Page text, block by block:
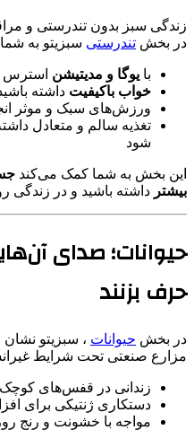
زندگی سبز بدون تندرستی و
در بخش تندرستی سبزیتو به
با یوگا و مدیتیشن استرس
خواب باکیفیت داشته
ورزش‌های سبک و موثر
تغذیه سالم و متعادل
شود
این بخش به شما کمک می‌کند
بیشتر داشته باشید و در زندگی
حیوانات؛ صدای
حرف بزنند
در بخش حیوانات ، سبزیتو
مزارع صنعتی تحت شرایط
زندانی در قفس‌های کوچک
دستکاری ژنتیکی برای
مواجه با خشونت و رنج